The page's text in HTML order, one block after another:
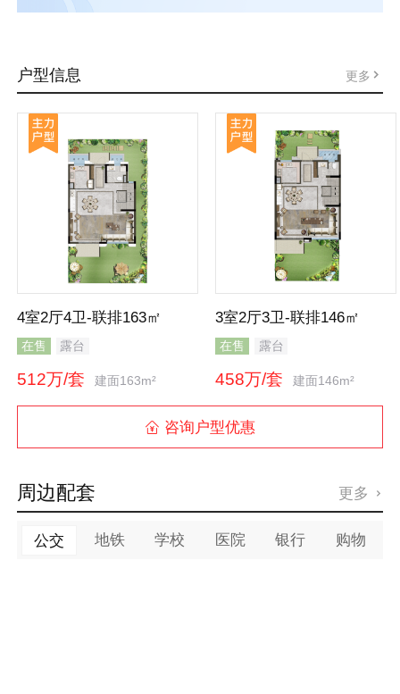
户型信息 更多
4室2厅4卫-联排163㎡
在售 露台
512万/套 建面163m²
3室2厅3卫-联排146㎡
在售 露台
458万/套 建面146m²
 咨询户型优惠
周边配套 更多 
公交 地铁 学校 医院 银行 购物